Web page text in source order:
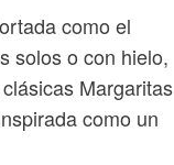
como el
solos o con hielo,
Margaritas
como un